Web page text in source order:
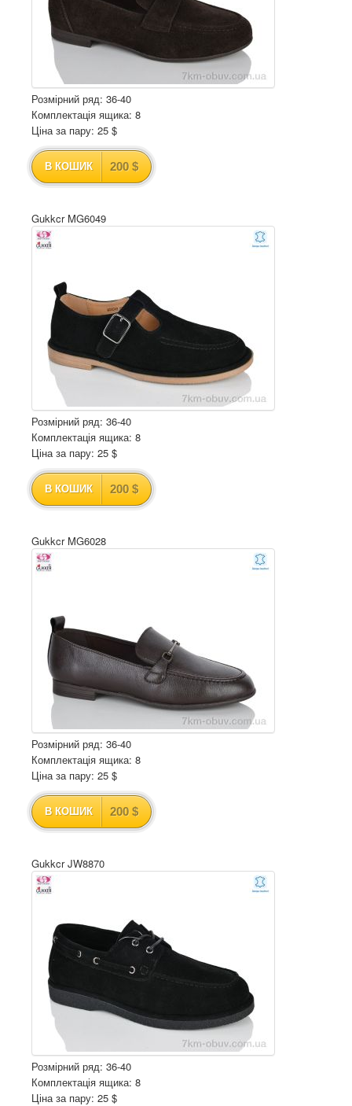
Розмірний ряд: 36-40
Комплектація ящика: 8
Ціна за пару: 25 $
В КОШИК 200 $
Gukkcr MG6049
Розмірний ряд: 36-40
Комплектація ящика: 8
Ціна за пару: 25 $
В КОШИК 200 $
Gukkcr MG6028
Розмірний ряд: 36-40
Комплектація ящика: 8
Ціна за пару: 25 $
В КОШИК 200 $
Gukkcr JW8870
Розмірний ряд: 36-40
Комплектація ящика: 8
Ціна за пару: 25 $